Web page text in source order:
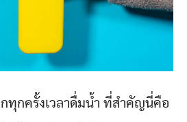
ทุกครั้งเวลาดื่มน้ำ ที่สำคัญนี่คือ